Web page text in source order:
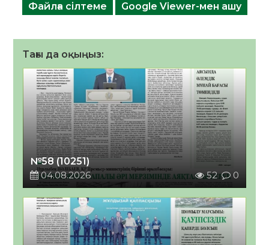
Файлға сілтеме Google Viewer-мен ашу
Тағы да оқыңыз:
№58 (10251)
04.08.2026
52 0